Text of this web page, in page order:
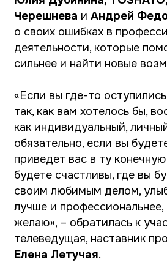
АНО «Россия — страна возможностей»
Участие в проекте бесплатно на всех этапах